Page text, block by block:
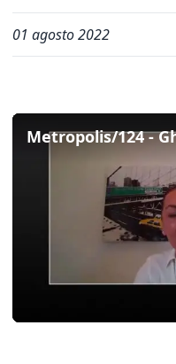
01 agosto 2022